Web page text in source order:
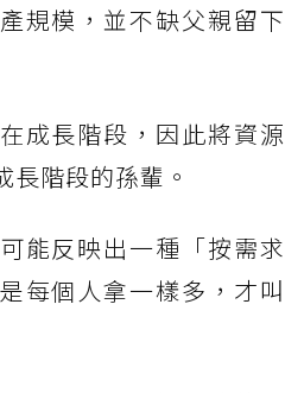
規模，並不缺父親留下
成長階段，因此將資源
長階段的孫輩。
能反映出一種「按需求
每個人拿一樣多，才叫